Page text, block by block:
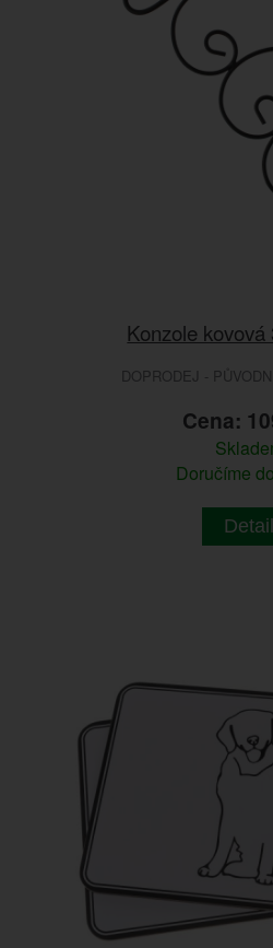
Konzole
DOPRODEJ -
Cena:
Doručíme
Detail